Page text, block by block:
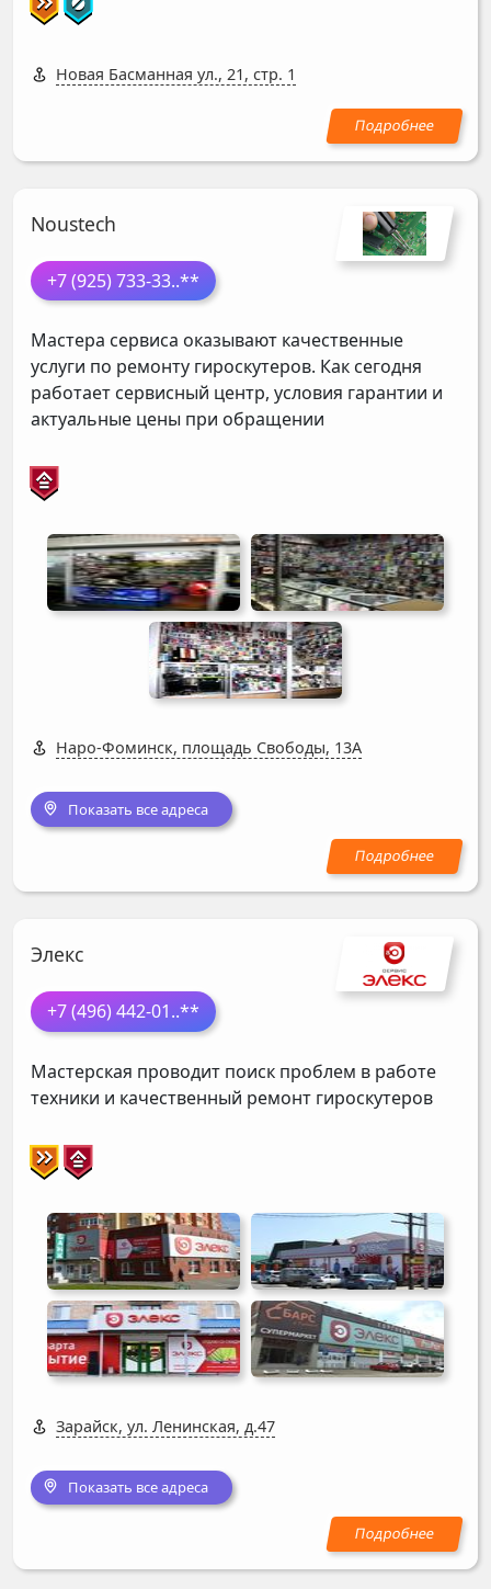
Новая Басманная ул., 21, стр. 1
Noustech
+7 (925) 733-33..**
Мастера сервиса оказывают качественные
услуги по ремонту гироскутеров. Как сегодня
работает сервисный центр, условия гарантии и
актуальные цены при обращении
Наро-Фоминск, площадь Свободы, 13А
Показать все адреса
Элекс
+7 (496) 442-01..**
Мастерская проводит поиск проблем в работе
техники и качественный ремонт гироскутеров
Зарайск, ул. Ленинская, д.47
Показать все адреса